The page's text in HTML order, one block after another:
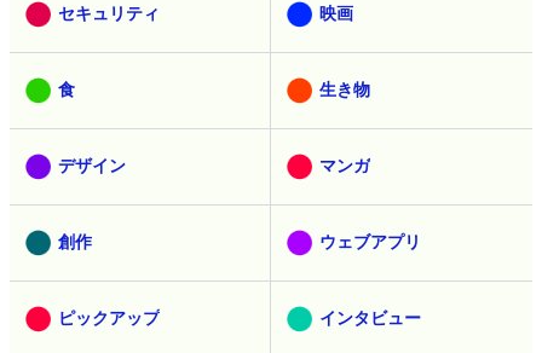
セキュリティ 映画
食 生き物
デザイン マンガ
創作 ウェブアプリ
ピックアップ インタビュー